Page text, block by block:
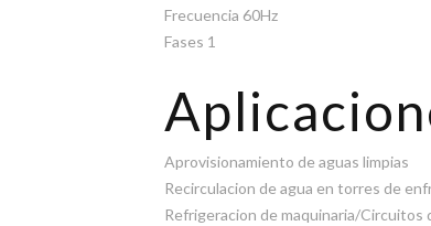
Frecuencia 60Hz
Fases 1
Aprovisionamiento de aguas limpias
Recirculacion de agua en torres de
Refrigeracion de maquinaria/Circuitos